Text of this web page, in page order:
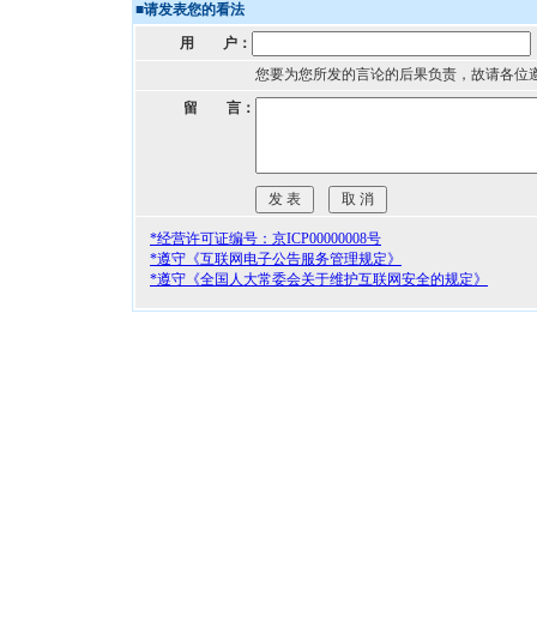
■请发表您的看法
用 户：
您要为您所发的言论的后果负责，故请各位
留 言：
*经营许可证编号：京ICP00000008号
*遵守《互联网电子公告服务管理规定》
*遵守《全国人大常委会关于维护互联网安全的规定》